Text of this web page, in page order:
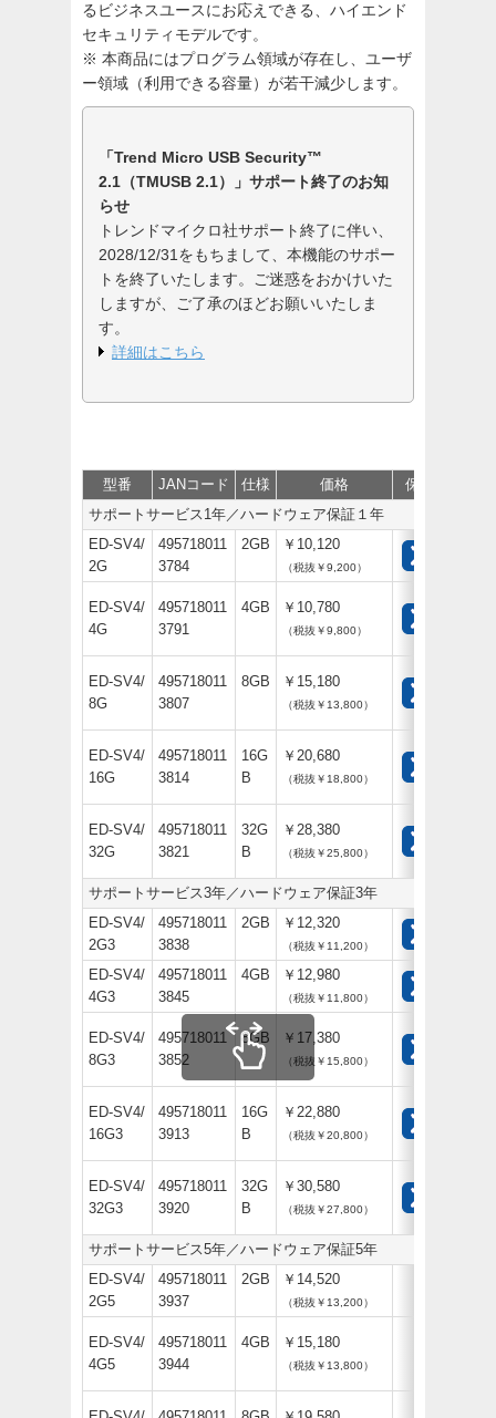
るビジネスユースにお応えできる、ハイエンド
セキュリティモデルです。
※ 本商品にはプログラム領域が存在し、ユーザ
ー領域（利用できる容量）が若干減少します。
「Trend Micro USB Security™
2.1（TMUSB 2.1）」サポート終了のお知
らせ
トレンドマイクロ社サポート終了に伴い、
2028/12/31をもちまして、本機能のサポー
トを終了いたします。ご迷惑をおかけいた
しますが、ご了承のほどお願いいたしま
す。
詳細はこちら
型番 JANコード 仕様 価格 保守
サポートサービス1年／ハードウェア保証１年
ED-SV4/
2G
495718011
3784
2GB ￥10,120
（税抜￥9,200）
ED-SV4/
4G
495718011
3791
4GB ￥10,780
（税抜￥9,800）
ED-SV4/
8G
495718011
3807
8GB ￥15,180
（税抜￥13,800）
ED-SV4/
16G
495718011
3814
16G
B
￥20,680
（税抜￥18,800）
ED-SV4/
32G
495718011
3821
32G
B
￥28,380
（税抜￥25,800）
サポートサービス3年／ハードウェア保証3年
ED-SV4/
2G3
495718011
3838
2GB ￥12,320
（税抜￥11,200）
ED-SV4/
4G3
495718011
3845
4GB ￥12,980
（税抜￥11,800）
ED-SV4/
8G3
495718011
3852
8GB ￥17,380
（税抜￥15,800）
ED-SV4/
16G3
495718011
3913
16G
B
￥22,880
（税抜￥20,800）
ED-SV4/
32G3
495718011
3920
32G
B
￥30,580
（税抜￥27,800）
サポートサービス5年／ハードウェア保証5年
ED-SV4/
2G5
495718011
3937
2GB ￥14,520
（税抜￥13,200）
ED-SV4/
4G5
495718011
3944
4GB ￥15,180
（税抜￥13,800）